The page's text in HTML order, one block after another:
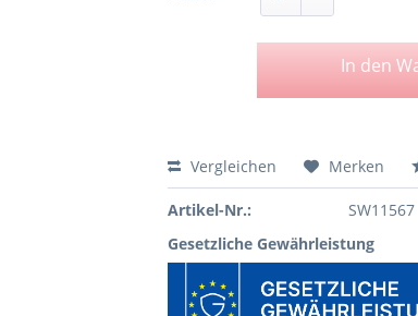
In den
Vergleichen Merken
Artikel-Nr.:
SW11567
Gesetzliche Gewährleistung